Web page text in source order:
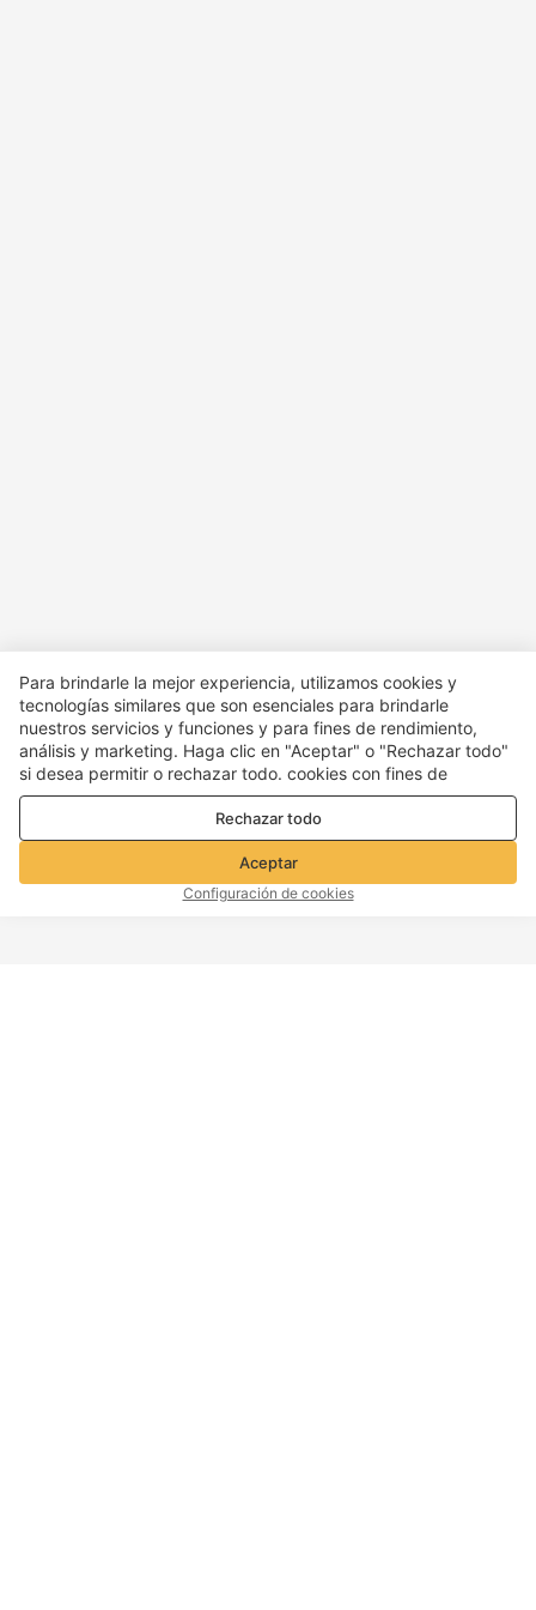
Para brindarle la mejor experiencia, utilizamos cookies y
tecnologías similares que son esenciales para brindarle
nuestros servicios y funciones y para fines de rendimiento,
análisis y marketing. Haga clic en "Aceptar" o "Rechazar todo"
si desea permitir o rechazar todo. cookies con fines de
rendimiento, análisis y marketing. Para más detalles, consulte
Política de privacidad y cookies
Rechazar todo
Aceptar
Configuración de cookies